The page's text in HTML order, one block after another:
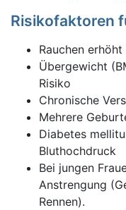
Risikofaktoren
Rauchen
Übergewicht
Risiko
Chronische
Mehrere
Diabetes
Bluthochdruck
Bei jungen
Anstrengung
Rennen).